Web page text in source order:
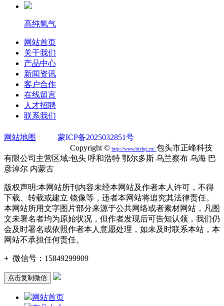
高纯氧气
网站首页
关于我们
产品中心
新闻资讯
客户合作
在线留言
人才招聘
联系我们
网站地图 蒙ICP备2025032851号
Copyright © http://www.btzfqt.cn/ 包头市正峰科技
有限公司主营区域:包头 呼和浩特 鄂尔多斯 乌兰察布 乌海 巴
彦淖尔 内蒙古
版权声明:本网站所刊内容未经本网站及作者本人许可，不得
下载、转载或建立 镜像等，违者本网站将追究其法律责任。
本网站所用文字图片部分来源于公共网络或者素材网站，凡图
文未署名者均为原始状况，但作者发现后可告知认领，我们仍
会及时署名或依照作者本人意愿处理，如未及时联系本站，本
网站不承担任何责任。
+ 微信号： 15849299909
点击复制微信
网站首页